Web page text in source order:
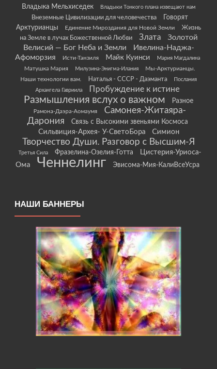
Владыка Мельхиседек Владыки Тонкого плана извещают нам
Внеземные Цивилизации для человечества
Говорят
Арктурианцы
Единение Мироздания для Новой Земли
Жизнь
на Земле в лучах Божественной Любви
Злата
Золотой
Велисий — Бог Неба и Земли
Ивелина-Наджа-
Афоморзия
Исти-Танзиля Майк Куинси Мария Магдалина
Матушка Мария Милузина-Энигма-Илания
Мы-Арктурианцы.
Наши технологии вам.
Наталья - СССР - Даэманта
Послания
Архангела Гавриила
Пробуждение к истине
Размышления вслух о важном Разное
Рамона-Даэра-Аомаумя
Самонея-Житаяра-
Дарония
Связь с Высокими звеньями Космоса
Сильвиция-Архея- У-СветоБора Симион
Творчество Души. Разговор с Высшим-Я
Третья Сила Фразелина-Озелия-Готта
Цистерия-Уриоса-
Ома
Ченнелинг Эвисома-Мия-КалиВсеУсра
НАШИ БАННЕРЫ